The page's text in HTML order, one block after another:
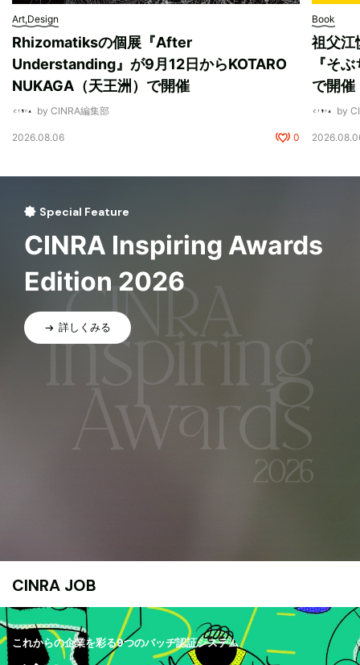
Art,Design
Rhizomatiksの個展『After
Understanding』が9月12日からKOTARO
NUKAGA（天王洲）で開催
by CINRA編集部
2026.08.06 0
Book
祖父江
『そ
で開催
by
Special Feature
CINRA Inspiring Awards
Edition 2026
詳しくみる
CINRA JOB
これからの企業を彩る9つのバッヂ認証システム